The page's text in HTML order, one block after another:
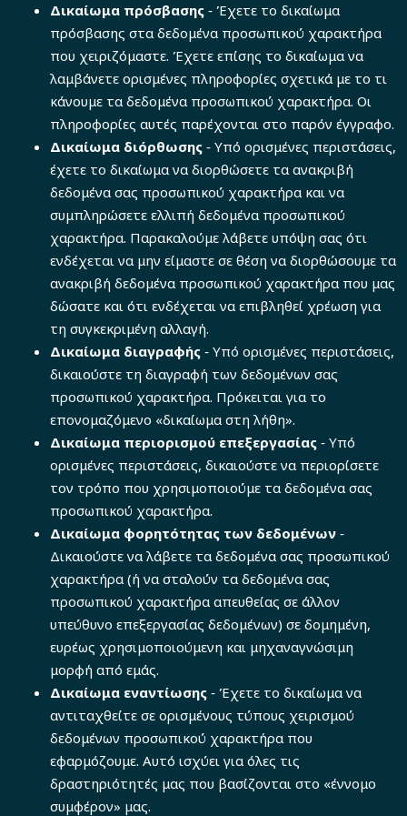
Δικαίωμα πρόσβασης ‐ Έχετε το δικαίωμα
πρόσβασης στα δεδομένα προσωπικού χαρακτήρα
που χειριζόμαστε. Έχετε επίσης το δικαίωμα να
λαμβάνετε ορισμένες πληροφορίες σχετικά με το τι
κάνουμε τα δεδομένα προσωπικού χαρακτήρα. Οι
πληροφορίες αυτές παρέχονται στο παρόν έγγραφο.
Δικαίωμα διόρθωσης ‐ Υπό ορισμένες περιστάσεις,
έχετε το δικαίωμα να διορθώσετε τα ανακριβή
δεδομένα σας προσωπικού χαρακτήρα και να
συμπληρώσετε ελλιπή δεδομένα προσωπικού
χαρακτήρα. Παρακαλούμε λάβετε υπόψη σας ότι
ενδέχεται να μην είμαστε σε θέση να διορθώσουμε τα
ανακριβή δεδομένα προσωπικού χαρακτήρα που μας
δώσατε και ότι ενδέχεται να επιβληθεί χρέωση για
τη συγκεκριμένη αλλαγή.
Δικαίωμα διαγραφής ‐ Υπό ορισμένες περιστάσεις,
δικαιούστε τη διαγραφή των δεδομένων σας
προσωπικού χαρακτήρα. Πρόκειται για το
επονομαζόμενο «δικαίωμα στη λήθη».
Δικαίωμα περιορισμού επεξεργασίας ‐ Υπό
ορισμένες περιστάσεις, δικαιούστε να περιορίσετε
τον τρόπο που χρησιμοποιούμε τα δεδομένα σας
προσωπικού χαρακτήρα.
Δικαίωμα φορητότητας των δεδομένων ‐
Δικαιούστε να λάβετε τα δεδομένα σας προσωπικού
χαρακτήρα (ή να σταλούν τα δεδομένα σας
προσωπικού χαρακτήρα απευθείας σε άλλον
υπεύθυνο επεξεργασίας δεδομένων) σε δομημένη,
ευρέως χρησιμοποιούμενη και μηχαναγνώσιμη
μορφή από εμάς.
Δικαίωμα εναντίωσης ‐ Έχετε το δικαίωμα να
αντιταχθείτε σε ορισμένους τύπους χειρισμού
δεδομένων προσωπικού χαρακτήρα που
εφαρμόζουμε. Αυτό ισχύει για όλες τις
δραστηριότητές μας που βασίζονται στο «έννομο
συμφέρον» μας.